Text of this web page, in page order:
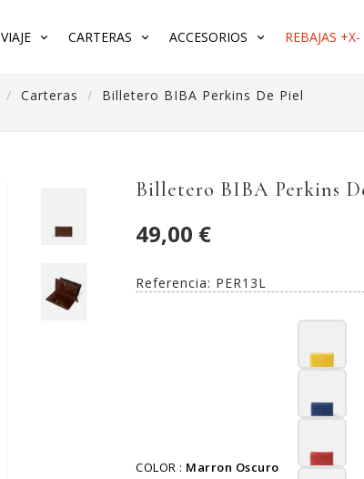
VIAJE CARTERAS ACCESORIOS REBAJAS +X-
Carteras Billetero BIBA Perkins De Piel
Billetero BIBA Perkins
49,00 €
Referencia: PER13L
COLOR : Marron Oscuro